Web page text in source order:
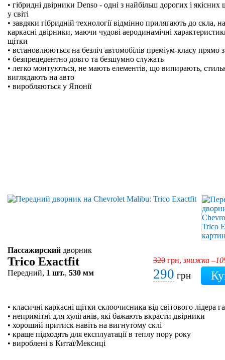
• гібридні двірники Denso - одні з найбільш дорогих і
у світі
• завдяки гібридній технології відмінно прилягають до скла,
каркасні двірники, маючи чудові аеродинамічні
щітки
• встановлюються на безліч автомобілів преміум-класу прямо
• безпрецедентно довго та безшумно служать
• легко монтуються, не мають елементів, що випирають,
виглядають на авто
• виробляються у Японії
Пассажирский дворник
Trico Exactfit
Передний, 1 шт., 530 мм
320 грн,знижка
290 грн
• класичні каркасні щітки склоочисника від світового лідера
• непримітні для хуліганів, які бажають вкрасти двірники
• хороший притиск навіть на вигнутому склі
• краще підходять для експлуатації в теплу пору року
• вироблені в Китаї/Мексиці